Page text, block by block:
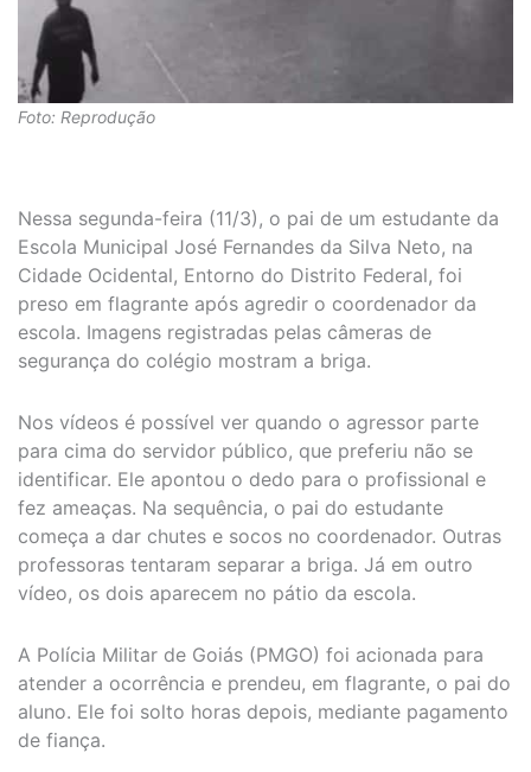
Foto: Reprodução
Nessa segunda-feira (11/3), o pai de um estudante da
Escola Municipal José Fernandes da Silva Neto, na
Cidade Ocidental, Entorno do Distrito Federal, foi
preso em flagrante após agredir o coordenador da
escola. Imagens registradas pelas câmeras de
segurança do colégio mostram a briga.
Nos vídeos é possível ver quando o agressor parte
para cima do servidor público, que preferiu não se
identificar. Ele apontou o dedo para o profissional e
fez ameaças. Na sequência, o pai do estudante
começa a dar chutes e socos no coordenador. Outras
professoras tentaram separar a briga. Já em outro
vídeo, os dois aparecem no pátio da escola.
A Polícia Militar de Goiás (PMGO) foi acionada para
atender a ocorrência e prendeu, em flagrante, o pai do
aluno. Ele foi solto horas depois, mediante pagamento
de fiança.